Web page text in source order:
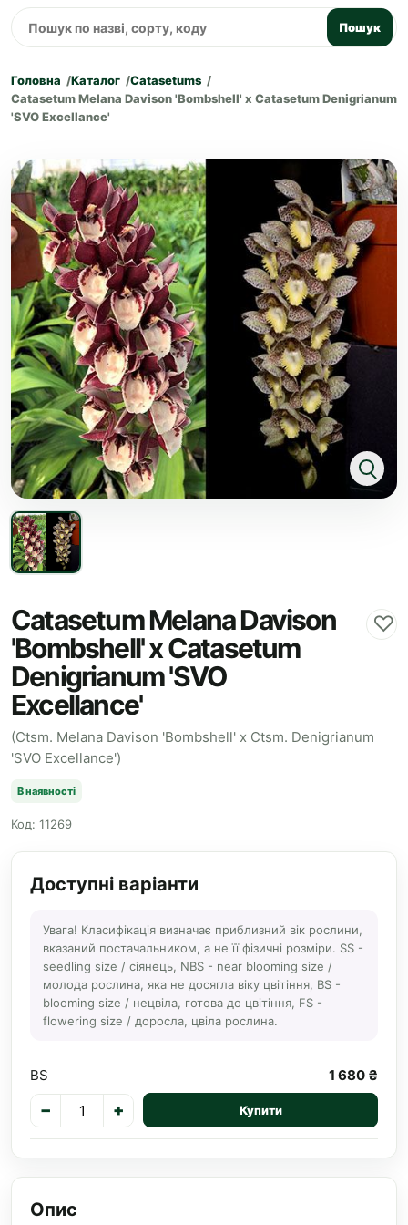
Пошук
Головна Каталог
Catasetums
Catasetum Melana Davison 'Bombshell' x Catasetum Denigrianum
'SVO Excellance'
Catasetum Melana Davison
'Bombshell' x Catasetum
Denigrianum 'SVO
Excellance'
♡
(Ctsm. Melana Davison 'Bombshell' x Ctsm. Denigrianum
'SVO Excellance')
В наявності
Код: 11269
Доступні варіанти
Увага! Класифікація визначає приблизний вік рослини,
вказаний постачальником, а не її фізичні розміри. SS -
seedling size / сіянець, NBS - near blooming size /
молода рослина, яка не досягла віку цвітіння, BS -
blooming size / нецвіла, готова до цвітіння, FS -
flowering size / доросла, цвіла рослина.
BS 1 680 ₴
− + Купити
Опис